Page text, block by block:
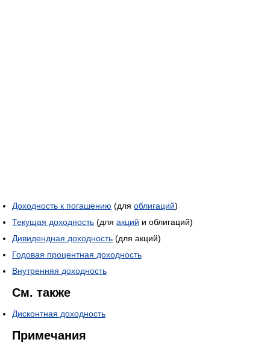
Доходность к погашению (для облигаций)
Текущая доходность (для акций и облигаций)
Дивидендная доходность (для акций)
Годовая процентная доходность
Внутренняя доходность
См. также
Дисконтная доходность
Примечания